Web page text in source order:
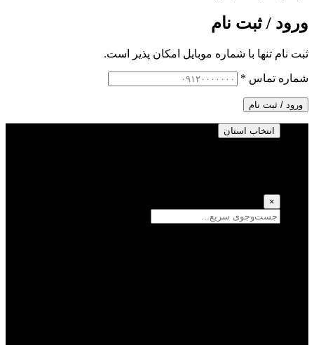
ورود / ثبت نام
ثبت نام تنها با شماره موبایل امکان پذیر است.
شماره تماس *
ورود / ثبت نام
انتخاب استان
×